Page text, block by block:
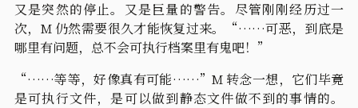
又是突然的停止。又是巨量的警告。尽管刚刚经历过一
次，M 仍然需要很久才能恢复过来。“……可恶，到底是
哪里有问题，总不会可执行档案里有鬼吧！”
“……等等，好像真有可能……”M 转念一想，它们毕竟
是可执行文件，是可以做到静态文件做不到的事情的。